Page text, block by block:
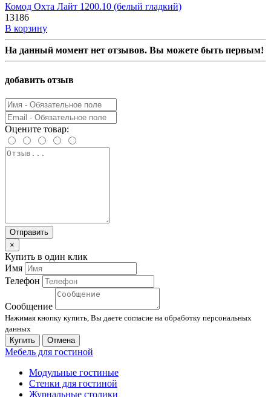
Комод Охта Лайт 1200.10 (белый гладкий)
13186
В корзину
На данный момент нет отзывов. Вы можете быть первым!
добавить отзыв
Оцените товар:
Отправить
×
Купить в один клик
Имя
Телефон
Сообщение
Нажимая кнопку купить, Вы даете согласие на обработку персональных
данных
Купить
Отмена
Мебель для гостиной
Модульные гостиные
Стенки для гостиной
Журнальные столики